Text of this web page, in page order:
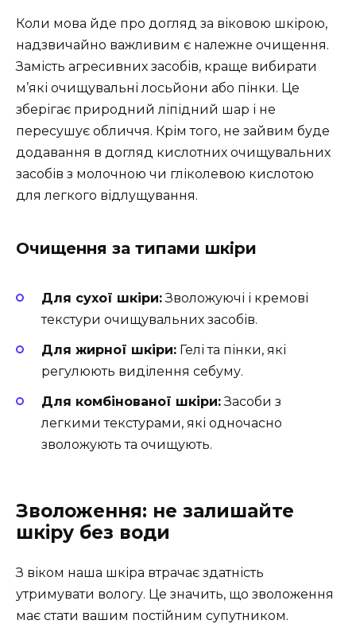
Коли мова йде про догляд за віковою шкірою,
надзвичайно важливим є належне очищення.
Замість агресивних засобів, краще вибирати
м’які очищувальні лосьйони або пінки. Це
зберігає природний ліпідний шар і не
пересушує обличчя. Крім того, не зайвим буде
додавання в догляд кислотних очищувальних
засобів з молочною чи гліколевою кислотою
для легкого відлущування.
Очищення за типами шкіри
Для сухої шкіри:Зволожуючі і кремові
текстури очищувальних засобів.
Для жирної шкіри: Гелі та пінки, які
регулюють виділення себуму.
Для комбінованої шкіри:Засоби з
легкими текстурами, які одночасно
зволожують та очищують.
Зволоження: не залишайте
шкіру без води
З віком наша шкіра втрачає здатність
утримувати вологу. Це значить, що зволоження
має стати вашим постійним супутником.